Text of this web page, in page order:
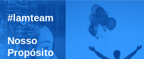
#lamteam
Nosso
Propósito